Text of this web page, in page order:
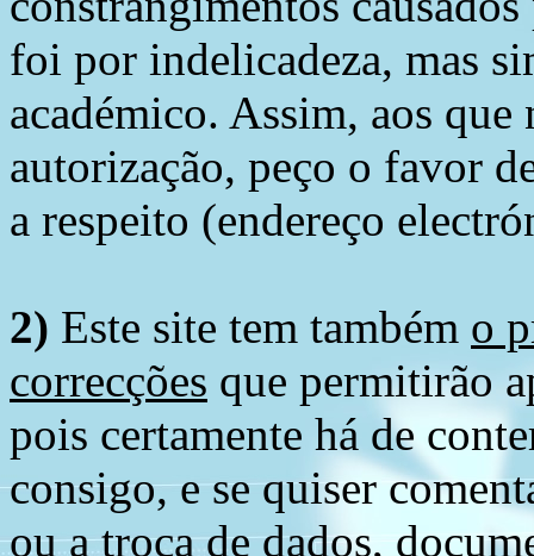
foi por indelicadeza, mas
académico. Assim, aos
autorização, peço o favor
a respeito (endereço
2) Este site tem também o
correcções que permitirão
pois certamente há de
consigo, e se quiser
ou a troca de dados,